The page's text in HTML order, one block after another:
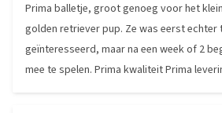
Prima balletje, groot genoeg voor het
golden retriever pup. Ze was eerst echter
geïnteresseerd, maar na een week of 2
mee te spelen. Prima kwaliteit Prima